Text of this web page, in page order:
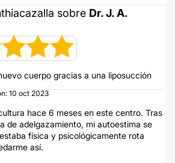
sobre Dr. J. A.
cuerpo gracias a una liposucción
10 oct 2023
hace 6 meses en este centro. Tras
de adelgazamiento, mi autoestima se
física y psicológicamente rota
así.